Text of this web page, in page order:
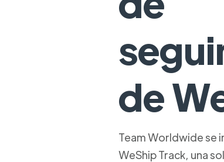
de
Team Worldwide se
WeShip Track, una